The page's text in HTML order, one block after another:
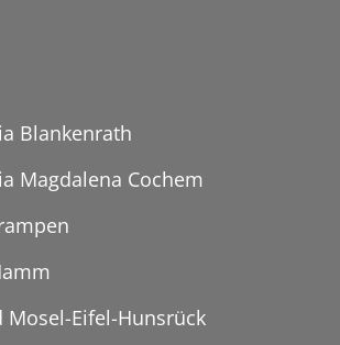
Blankenrath
Magdalena Cochem
Mosel-Eifel-Hunsrück